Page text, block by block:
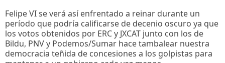
Felipe VI se verá así enfrentado a reinar durante un
período que podría calificarse de decenio oscuro ya que
los votos obtenidos por ERC y JXCAT junto con los de
Bildu, PNV y Podemos/Sumar hace tambalear nuestra
democracia teñida de concesiones a los golpistas para